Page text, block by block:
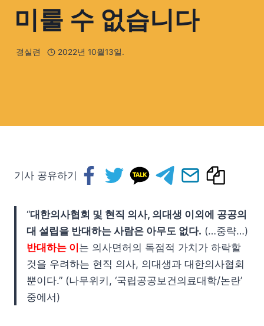
미룰 수 없습니다
경실련 2022년 10월13일.
기사 공유하기
“대한의사협회 및 현직 의사, 의대생 이외에 공공의
대 설립을 반대하는 사람은 아무도 없다. (…중략…)
반대하는 이 는 의사면허의 독점적 가치가 하락할
것을 우려하는 현직 의사, 의대생과 대한의사협회
뿐이다.” (나무위키, ‘국립공공보건의료대학/논란’
중에서)